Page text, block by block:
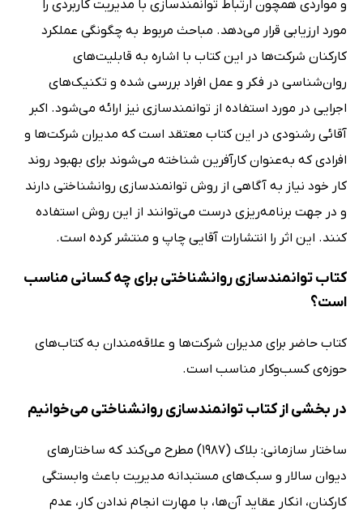
و مواردی همچون ارتباط توانمندسازی با مدیریت کاربردی را
مورد ارزیابی قرار می‌دهد. مباحث مربوط به چگونگی عملکرد
کارکنان شرکت‌ها در این کتاب با اشاره به قابلیت‌های
روان‌شناسی در فکر و عمل افراد بررسی شده و تکنیک‌های
اجرایی در مورد استفاده از توانمندسازی نیز ارائه می‌شود. اکبر
آقائی رشنودی در این کتاب معتقد است که مدیران شرکت‌ها و
افرادی که به‌عنوان کارآفرین شناخته می‌شوند برای بهبود روند
کار خود نیاز به آگاهی از روش توانمندسازی روانشناختی دارند
و در جهت برنامه‌ریزی درست می‌توانند از این روش استفاده
کنند. این اثر را انتشارات آقایی چاپ و منتشر کرده است.
کتاب توانمندسازی روانشناختی برای چه کسانی مناسب
است؟
کتاب حاضر برای مدیران شرکت‌ها و علاقه‌مندان به کتاب‌های
حوزه‌ی کسب‌وکار مناسب است.
در بخشی از کتاب توانمندسازی روانشناختی می‌خوانیم
ساختار سازمانی: بلاک (1987) مطرح می‌کند که ساختارهای
دیوان سالار و سبک‌های مستبدانه مدیریت باعث وابستگی
کارکنان، انکار عقاید آن‌ها، با مهارت انجام ندادن کار، عدم